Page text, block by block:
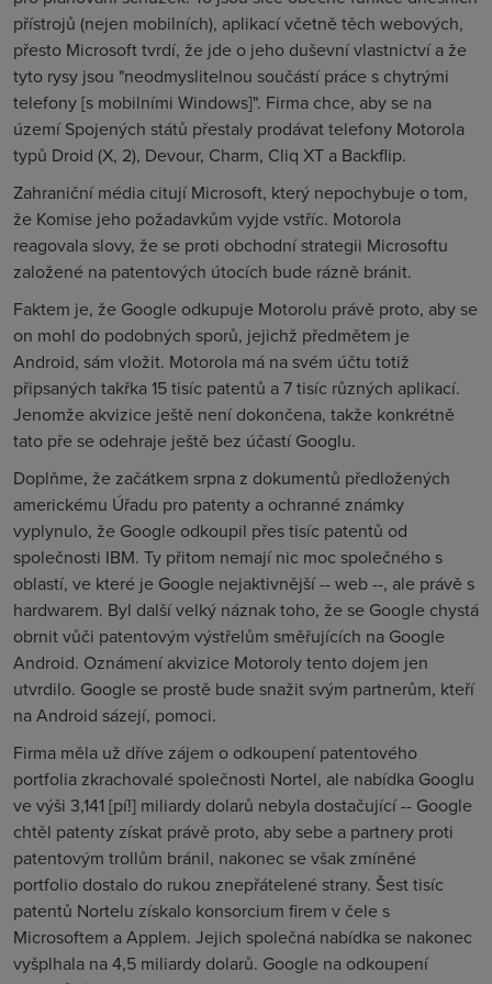
přístrojů (nejen mobilních), aplikací včetně těch webových,
přesto Microsoft tvrdí, že jde o jeho duševní vlastnictví a že
tyto rysy jsou "neodmyslitelnou součástí práce s chytrými
telefony [s mobilními Windows]". Firma chce, aby se na
území Spojených států přestaly prodávat telefony Motorola
typů Droid (X, 2), Devour, Charm, Cliq XT a Backflip.
Zahraniční média citují Microsoft, který nepochybuje o tom,
že Komise jeho požadavkům vyjde vstříc. Motorola
reagovala slovy, že se proti obchodní strategii Microsoftu
založené na patentových útocích bude rázně bránit.
Faktem je, že Google odkupuje Motorolu právě proto, aby se
on mohl do podobných sporů, jejichž předmětem je
Android, sám vložit. Motorola má na svém účtu totiž
připsaných takřka 15 tisíc patentů a 7 tisíc různých aplikací.
Jenomže akvizice ještě není dokončena, takže konkrétně
tato pře se odehraje ještě bez účastí Googlu.
Doplňme, že začátkem srpna z dokumentů předložených
americkému Úřadu pro patenty a ochranné známky
vyplynulo, že Google odkoupil přes tisíc patentů od
společnosti IBM. Ty přitom nemají nic moc společného s
oblastí, ve které je Google nejaktivnější -- web --, ale právě s
hardwarem. Byl další velký náznak toho, že se Google chystá
obrnit vůči patentovým výstřelům směřujících na Google
Android. Oznámení akvizice Motoroly tento dojem jen
utvrdilo. Google se prostě bude snažit svým partnerům, kteří
na Android sázejí, pomoci.
Firma měla už dříve zájem o odkoupení patentového
portfolia zkrachovalé společnosti Nortel, ale nabídka Googlu
ve výši 3,141 [pí!] miliardy dolarů nebyla dostačující -- Google
chtěl patenty získat právě proto, aby sebe a partnery proti
patentovým trollům bránil, nakonec se však zmíněné
portfolio dostalo do rukou znepřátelené strany. Šest tisíc
patentů Nortelu získalo konsorcium firem v čele s
Microsoftem a Applem. Jejich společná nabídka se nakonec
vyšplhala na 4,5 miliardy dolarů. Google na odkoupení